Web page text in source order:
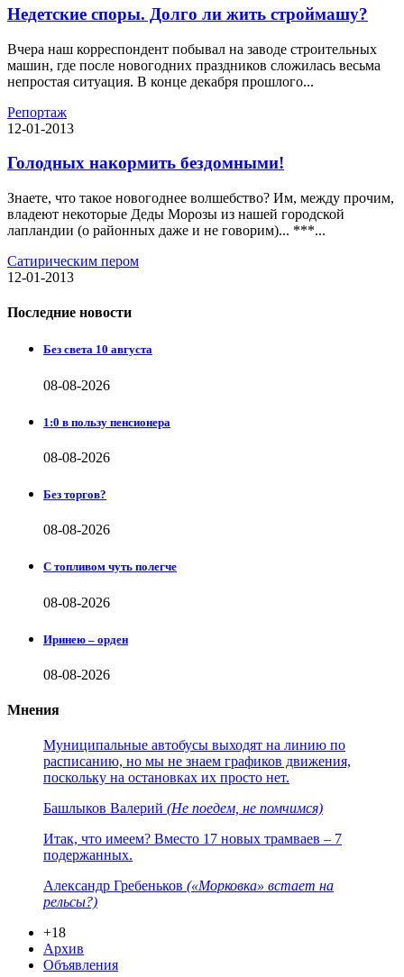
Недетские споры. Долго ли жить строймашу?
Вчера наш корреспондент побывал на заводе строительных
машин, где после новогодних праздников сложилась весьма
непростая ситуация. В конце декабря прошлого...
Репортаж
12-01-2013
Голодных накормить бездомными!
Знаете, что такое новогоднее волшебство? Им, между прочим,
владеют некоторые Деды Морозы из нашей городской
лапландии (о районных даже и не говорим)... ***...
Сатирическим пером
12-01-2013
Последние новости
Без света 10 августа
08-08-2026
1:0 в пользу пенсионера
08-08-2026
Без торгов?
08-08-2026
С топливом чуть полегче
08-08-2026
Иринею – орден
08-08-2026
Мнения
Муниципальные автобусы выходят на линию по
расписанию, но мы не знаем графиков движения,
поскольку на остановках их просто нет.
Башлыков Валерий (Не поедем, не помчимся)
Итак, что имеем? Вместо 17 новых трамваев – 7
подержанных.
Александр Гребеньков («Морковка» встает на
рельсы?)
+18
Архив
Объявления